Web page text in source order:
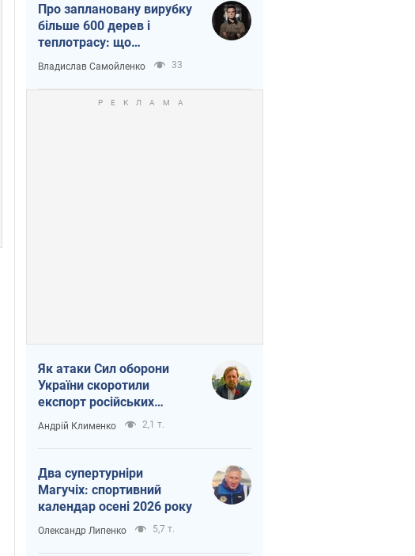
Про заплановану вирубку
більше 600 дерев і
теплотрасу: що
відбувається на Теремках
у Києві
Владислав Самойленко 33
Як атаки Сил оборони
України скоротили
експорт російських
нафтопродуктів
Андрій Клименко 2,1 т.
Два супертурніри
Магучіх: спортивний
календар осені 2026 року
Олександр Липенко 5,7 т.